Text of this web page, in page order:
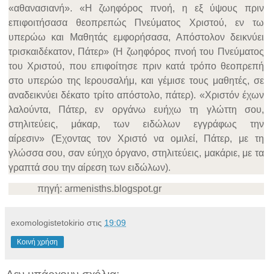
«αθανασιανή». «Η ζωηφόρος πνοή, η εξ ύψους πριν
επιφοιτήσασα θεοπρεπώς Πνεύματος Χριστού, εν τω
υπερώω και Μαθητάς εμφορήσασα, Απόστολον δεικνύει
τρισκαιδέκατον, Πάτερ» (Η ζωηφόρος πνοή του Πνεύματος
του Χριστού, που επιφοίτησε πριν κατά τρόπο θεοπρεπή
στο υπερώο της Ιερουσαλήμ, και γέμισε τους μαθητές, σε
αναδεικνύει δέκατο τρίτο απόστολο, πάτερ). «Χριστόν έχων
λαλούντα, Πάτερ, εν οργάνω ευήχω τη γλώττη σου,
στηλιτεύεις, μάκαρ, των ειδώλων εγγράφως την
αίρεσιν» (Έχοντας τον Χριστό να ομιλεί, Πάτερ, με τη
γλώσσα σου, σαν εύηχο όργανο, στηλιτεύεις, μακάριε, με τα
γραπτά σου την αίρεση των ειδώλων).
πηγή: armenisths.blogspot.gr
exomologistetokirio στις 19:09
Κοινή χρήση